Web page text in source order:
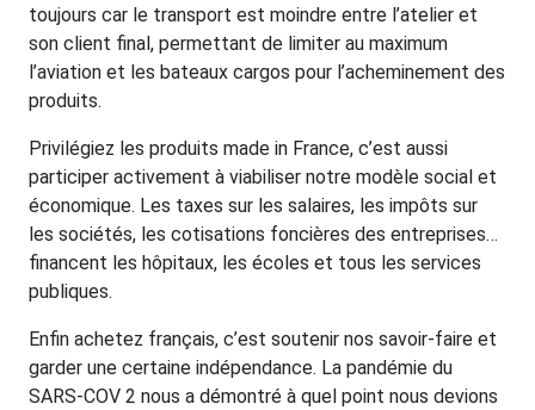
toujours car le transport est moindre entre l’atelier et
son client final, permettant de limiter au maximum
l’aviation et les bateaux cargos pour l’acheminement des
produits.
Privilégiez les produits made in France, c’est aussi
participer activement à viabiliser notre modèle social et
économique. Les taxes sur les salaires, les impôts sur
les sociétés, les cotisations foncières des entreprises…
financent les hôpitaux, les écoles et tous les services
publiques.
Enfin achetez français, c’est soutenir nos savoir-faire et
garder une certaine indépendance. La pandémie du
SARS-COV 2 nous a démontré à quel point nous devions